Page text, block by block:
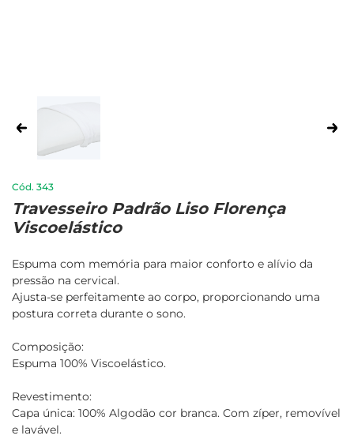
343
Travesseiro Padrão Liso Florença
Viscoelástico
Espuma com memória para maior conforto e alívio da
pressão na cervical.
Ajusta-se perfeitamente ao corpo, proporcionando uma
postura correta durante o sono.
Composição:
Espuma 100% Viscoelástico.
Revestimento:
Capa única: 100% Algodão cor branca. Com zíper, removível
e lavável.